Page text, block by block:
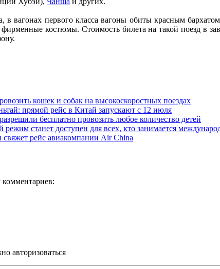
в вагонах первого класса вагоны обиты красным
костюмы. Стоимость билета на такой поезд в
кошек и собак на высокоскоростных поездах
прямой рейс в Китай запускают с 12 июля
бесплатно провозить любое количество детей
станет доступен для всех, кто занимается
рейс авиакомпании Air China
авторизоваться